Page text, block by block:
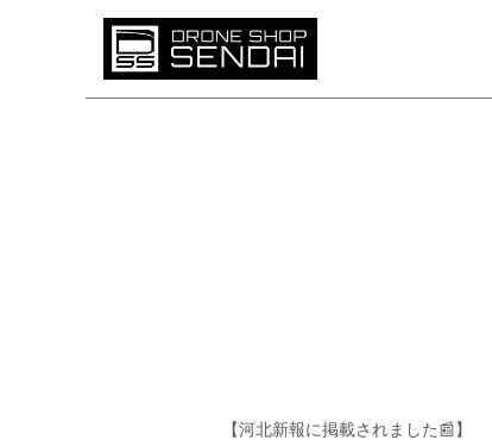
【河北新報に掲載されました📰】